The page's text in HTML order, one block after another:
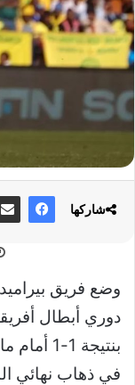
وضع فريق
بنتيجة
في ذهاب نهائي
شاركها